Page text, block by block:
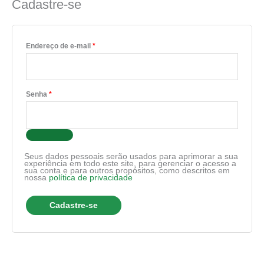
Cadastre-se
Endereço de e-mail *
Senha *
Seus dados pessoais serão usados para aprimorar a sua
experiência em todo este site, para gerenciar o acesso a
sua conta e para outros propósitos, como descritos em
nossa política de privacidade
Cadastre-se